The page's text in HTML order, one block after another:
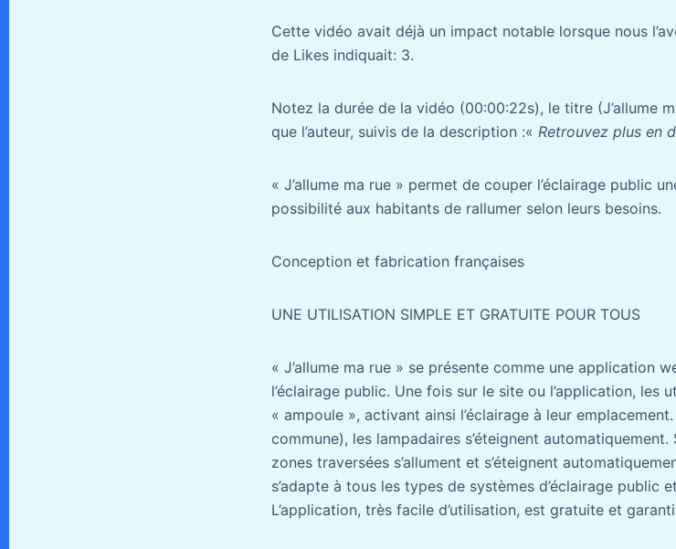
Cette vidéo avait déjà un impact notable lorsque nous
de Likes indiquait: 3.
Notez la durée de la vidéo (00:00:22s), le titre (J’allume
que l’auteur, suivis de la description :« Retrouvez plus en
« J’allume ma rue » permet de couper l’éclairage public
possibilité aux habitants de rallumer selon leurs besoins.
Conception et fabrication françaises
UNE UTILISATION SIMPLE ET GRATUITE POUR TOUS
« J’allume ma rue » se présente comme une application
l’éclairage public. Une fois sur le site ou l’application, les
« ampoule », activant ainsi l’éclairage à leur
commune), les lampadaires s’éteignent
zones traversées s’allument et s’éteignent
s’adapte à tous les types de systèmes d’éclairage public
L’application, très facile d’utilisation, est gratuite et